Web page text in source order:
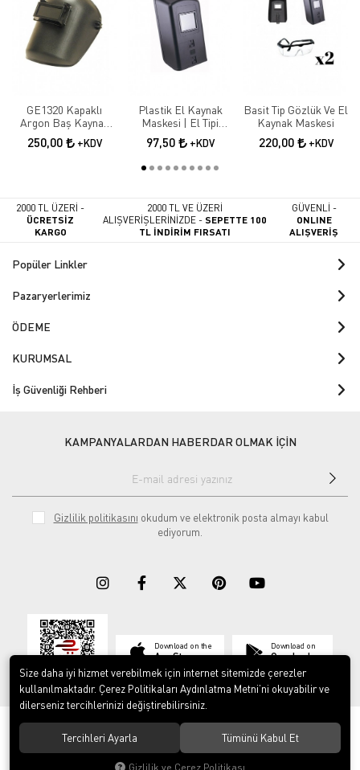
GE1320 Kapaklı
Argon Baş Kaynak
Maskesi
250,00 +KDV
Plastik El Kaynak
Maskesi | El Tipi
Koruyucu Kaynakçı
Maskesi
97,50 +KDV
Basit Tip Gözlük Ve El
Kaynak Maskesi
220,00 +KDV
2000 TL ÜZERİ -
ÜCRETSİZ
KARGO
2000 TL VE ÜZERİ
ALIŞVERİŞLERİNİZDE -SEPETTE 100
TL İNDİRİM FIRSATI
GÜVENLİ -
ONLINE
ALIŞVERİŞ
Popüler Linkler
Pazaryerlerimiz
ÖDEME
KURUMSAL
İş Güvenliği Rehberi
KAMPANYALARDAN HABERDAR OLMAK İÇİN
Gizlilik politikasını okudum ve elektronik posta almayı kabul
ediyorum.
Download on the
App Store
Download on
Google play
© 2023ERY İş Güvenliği Ekipmanları. Tüm hakları saklıdır.
Size daha iyi hizmet verebilmek için internet sitemizde çerezler
kullanılmaktadır. Çerez Politikaları Aydınlatma Metni’ni okuyabilir ve
dilerseniz tercihlerinizi değiştirebilirsiniz.
Tercihleri Ayarla Tümünü Kabul Et
Gizlilik ve Çerez Politikası